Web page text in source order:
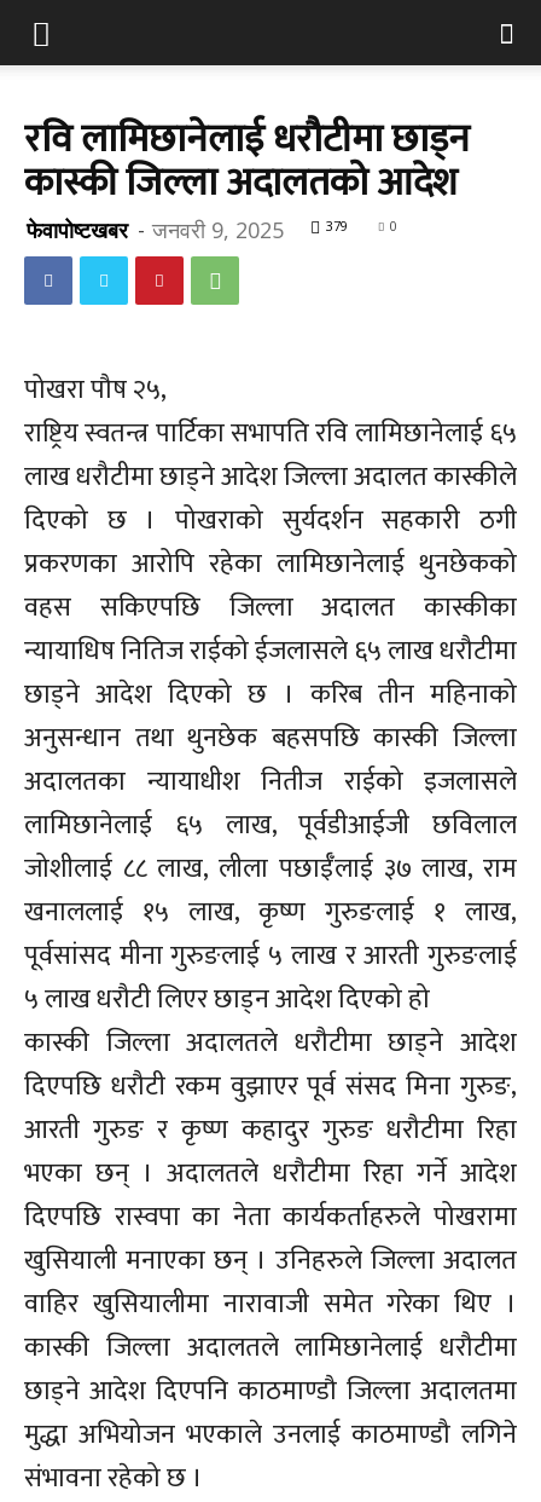
रवि लामिछानेलाई धरौटीमा छाड्न
कास्की जिल्ला अदालतको आदेश
फेवापोष्टखबर - जनवरी 9, 2025 379 0
पोखरा पौष २५,
राष्ट्रिय स्वतन्त्र पार्टिका सभापति रवि लामिछानेलाई ६५
लाख धरौटीमा छाड्ने आदेश जिल्ला अदालत कास्कीले
दिएको छ । पोखराको सुर्यदर्शन सहकारी ठगी
प्रकरणका आरोपि रहेका लामिछानेलाई थुनछेकको
वहस सकिएपछि जिल्ला अदालत कास्कीका
न्यायाधिष नितिज राईको ईजलासले ६५ लाख धरौटीमा
छाड्ने आदेश दिएको छ । करिब तीन महिनाको
अनुसन्धान तथा थुनछेक बहसपछि कास्की जिल्ला
अदालतका न्यायाधीश नितीज राईको इजलासले
लामिछानेलाई ६५ लाख, पूर्वडीआईजी छविलाल
जोशीलाई ८८ लाख, लीला पछाईँलाई ३७ लाख, राम
खनाललाई १५ लाख, कृष्ण गुरुङलाई १ लाख,
पूर्वसांसद मीना गुरुङलाई ५ लाख र आरती गुरुङलाई
५ लाख धरौटी लिएर छाड्न आदेश दिएको हो
कास्की जिल्ला अदालतले धरौटीमा छाड्ने आदेश
दिएपछि धरौटी रकम वुझाएर पूर्व संसद मिना गुरुङ,
आरती गुरुङ र कृष्ण कहादुर गुरुङ धरौटीमा रिहा
भएका छन् । अदालतले धरौटीमा रिहा गर्ने आदेश
दिएपछि रास्वपा का नेता कार्यकर्ताहरुले पोखरामा
खुसियाली मनाएका छन् । उनिहरुले जिल्ला अदालत
वाहिर खुसियालीमा नारावाजी समेत गरेका थिए ।
कास्की जिल्ला अदालतले लामिछानेलाई धरौटीमा
छाड्ने आदेश दिएपनि काठमाण्डौ जिल्ला अदालतमा
मुद्धा अभियोजन भएकाले उनलाई काठमाण्डौ लगिने
संभावना रहेको छ ।